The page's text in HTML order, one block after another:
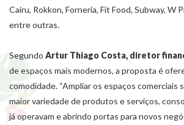
Cairu, Rokkon, Forneria, Fit Food, Subway, W
entre outras.
Segundo Artur Thiago Costa, diretor
de espaços mais modernos, a proposta é
comodidade. “Ampliar os espaços comerciais
maior variedade de produtos e serviços,
já operavam e abrindo portas para novos